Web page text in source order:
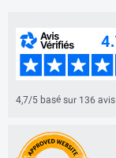
4,7/5 basé sur 136 avis